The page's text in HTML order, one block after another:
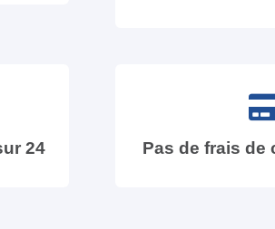
24 Pas de frais de